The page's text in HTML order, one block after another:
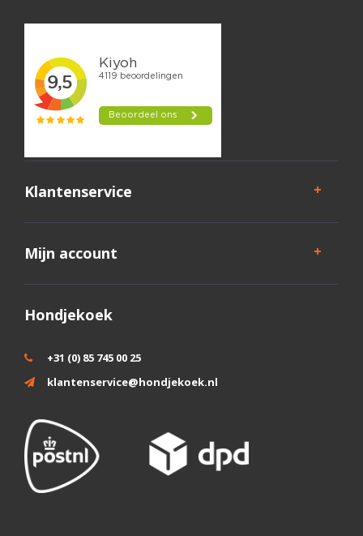
Klantenservice
Mijn account
Hondjekoek
+31 (0) 85 745 00 25
klantenservice@hondjekoek.nl